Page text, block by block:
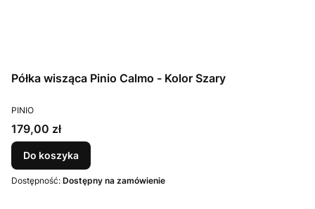
Półka wisząca Pinio Calmo - Kolor Szary
PRODUCENT
PINIO
Cena
179,00 zł
Do koszyka
Dostępność: Dostępny na zamówienie